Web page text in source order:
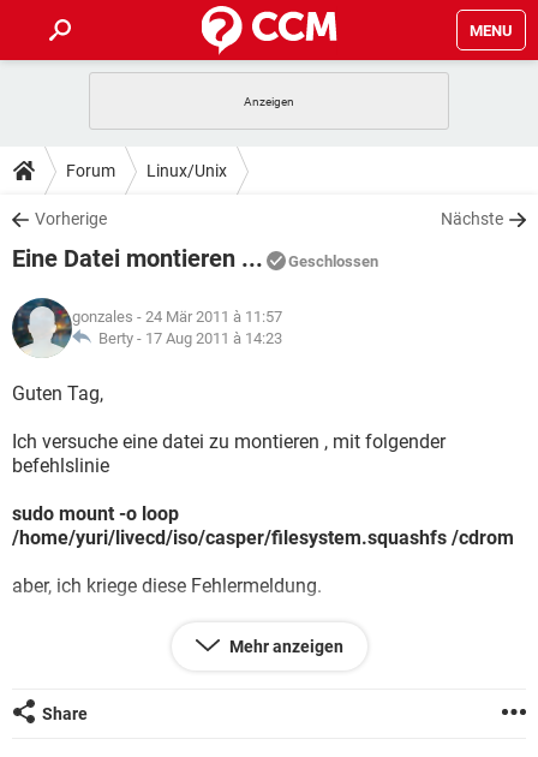
MENU
ANDROID
WINDOWS 10
WHATSAPP TIKTOK
FACEBOOK
TIPPS & TRICKS
SPIELE
WHATSAPP
FACEBOOK
DOWNLOADS
SPIELE STREAMING
ANDROID
WINDOWS 10
WHATSAPP
SPIELE
ANDROID
WINDOWS 10
WHATSAPP TIKTOK
LEXIKON
SPIELE
WINDOWS 10
WHATSAPP
FACEBOOK HARDWARE
Forum Linux/Unix
Vorherige Nächste
Eine Datei montieren ... Geschlossen
gonzales - 24 Mär 2011 à 11:57
Berty - 17 Aug 2011 à 14:23
Guten Tag,
Ich versuche eine datei zu montieren , mit folgender
befehlslinie
sudo mount -o loop
/home/yuri/livecd/iso/casper/filesystem.squashfs /cdrom
aber, ich kriege diese Fehlermeldung.
mount: wrong fs type, bad option, bad superblock on
In some cases useful info is found in syslog - try
dmesg | tail or so
Mehr anzeigen
Share